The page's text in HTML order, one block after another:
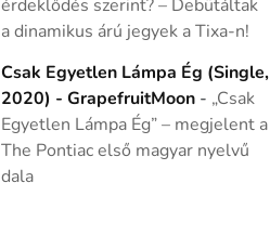
érdeklődés szerint? – Debütáltak
a dinamikus árú jegyek a Tixa-n!
Csak Egyetlen Lámpa Ég (Single,
2020) - GrapefruitMoon- „Csak
Egyetlen Lámpa Ég” – megjelent a
The Pontiac első magyar nyelvű
dala